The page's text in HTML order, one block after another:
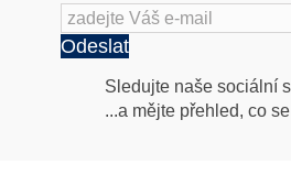
Odeslat
Následujte
Sledujte naše sociální
...a mějte přehled, co